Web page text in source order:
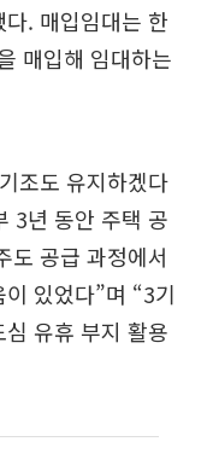
. 매입임대는 한
매입해 임대하는
조도 유지하겠다
3년 동안 주택 공
도 공급 과정에서
있었다”며 “3기
유휴 부지 활용